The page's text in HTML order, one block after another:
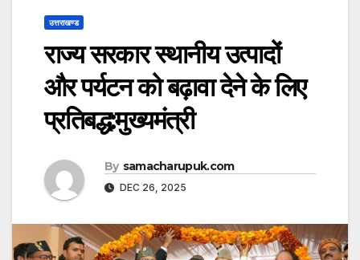
उत्तराखण्ड
राज्य सरकार स्थानीय उत्पादों
और पर्यटन को बढ़ावा देने के लिए
प्रतिबद्ध:मुख्यमंत्री
By samacharupuk.com
DEC 26, 2025